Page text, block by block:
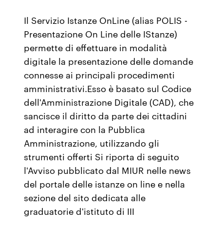
Il Servizio Istanze OnLine (alias POLIS -
Presentazione On Line delle IStanze)
permette di effettuare in modalità
digitale la presentazione delle domande
connesse ai principali procedimenti
amministrativi.Esso è basato sul Codice
dell'Amministrazione Digitale (CAD), che
sancisce il diritto da parte dei cittadini
ad interagire con la Pubblica
Amministrazione, utilizzando gli
strumenti offerti Si riporta di seguito
l'Avviso pubblicato dal MIUR nelle news
del portale delle istanze on line e nella
sezione del sito dedicata alle
graduatorie d'istituto di III